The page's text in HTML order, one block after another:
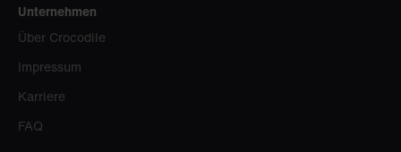
Unternehmen
Über Crocodile
Impressum
Karriere
FAQ